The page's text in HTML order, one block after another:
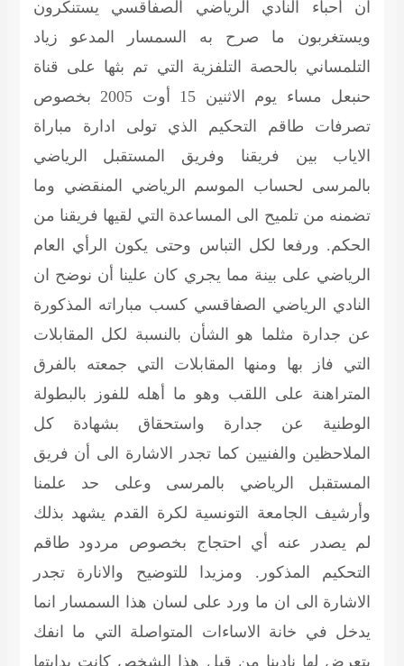
ان أحباء النادي الرياضي الصفاقسي يستنكرون
ويستغربون ما صرح به السمسار المدعو زياد
التلمساني بالحصة التلفزية التي تم بثها على قناة
حنبعل مساء يوم الاثنين 15 أوت 2005 بخصوص
تصرفات طاقم التحكيم الذي تولى ادارة مباراة
الاياب بين فريقنا وفريق المستقبل الرياضي
بالمرسى لحساب الموسم الرياضي المنقضي وما
تضمنه من تلميح الى المساعدة التي لقيها فريقنا من
الحكم. ورفعا لكل التباس وحتى يكون الرأي العام
الرياضي على بينة مما يجري كان علينا أن نوضح ان
النادي الرياضي الصفاقسي كسب مباراته المذكورة
عن جدارة مثلما هو الشأن بالنسبة لكل المقابلات
التي فاز بها ومنها المقابلات التي جمعته بالفرق
المتراهنة على اللقب وهو ما أهله للفوز بالبطولة
الوطنية عن جدارة واستحقاق بشهادة كل
الملاحظين والفنيين كما تجدر الاشارة الى أن فريق
المستقبل الرياضي بالمرسى وعلى حد علمنا
وأرشيف الجامعة التونسية لكرة القدم يشهد بذلك
لم يصدر عنه أي احتجاج بخصوص مردود طاقم
التحكيم المذكور. ومزيدا للتوضيح والانارة تجدر
الاشارة الى ان ما ورد على لسان هذا السمسار انما
يدخل في خانة الاساءات المتواصلة التي ما انفك
يتعرض لها نادينا من قبل هذا الشخص كانت بدايتها